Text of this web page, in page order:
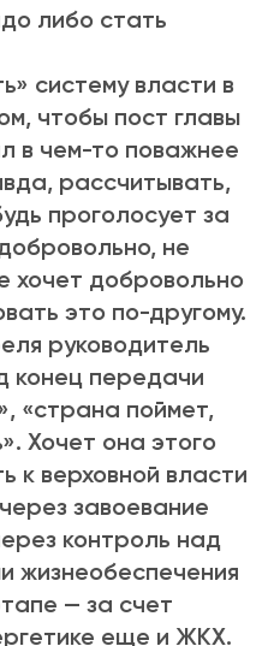
либо стать
систему власти в
чтобы пост главы
в чем-то поважнее
рассчитывать,
проголосует за
не
хочет добровольно
это по-другому.
руководитель
конец передачи
«страна поймет,
Хочет она этого
к верховной власти
завоевание
контроль над
жизнеобеспечения
— за счет
еще и ЖКХ.